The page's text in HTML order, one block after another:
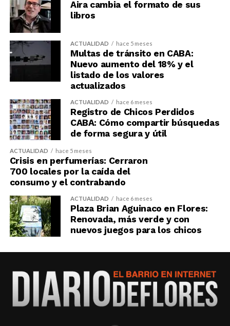
Aira cambia el formato de sus
libros
ACTUALIDAD hace 5 meses
Multas de tránsito en CABA:
Nuevo aumento del 18% y el
listado de los valores
actualizados
ACTUALIDAD hace 6 meses
Registro de Chicos Perdidos
CABA: Cómo compartir búsquedas
de forma segura y útil
ACTUALIDAD hace 5 meses
Crisis en perfumerías: Cerraron
700 locales por la caída del
consumo y el contrabando
ACTUALIDAD hace 6 meses
Plaza Brian Aguinaco en Flores:
Renovada, más verde y con
nuevos juegos para los chicos